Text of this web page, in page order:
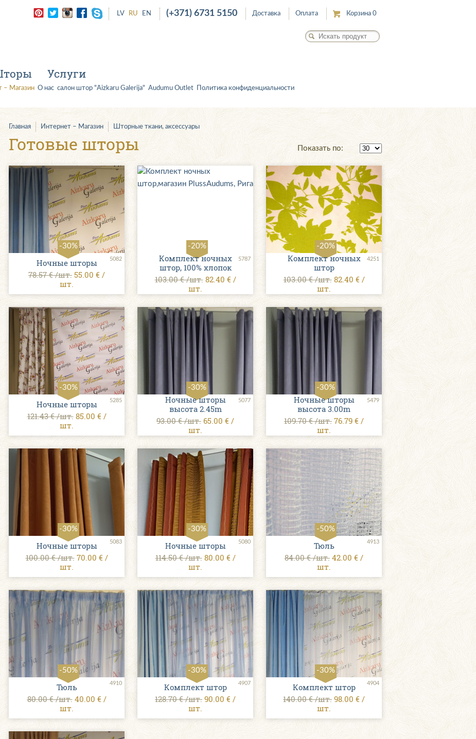
LV RU EN (+371) 6731 5150 Доставка Оплата Корзина 0
Услуги
– Магазин О нас салон штор "Aizkaru Galerija" Audumu Outlet Политика конфиденциальности
Главная Интернет – Магазин Шторные ткани, аксессуары
Готовые шторы Показать по:
-30%
5082
Ночные шторы
78.57 € /шт. 55.00 € /
шт.
-20%
5787
Комплект ночных
штор, 100% хлопок
103.00 € /шт. 82.40 € /
шт.
-20%
4251
Комплект ночных
штор
103.00 € /шт. 82.40 € /
шт.
-30%
5285
Ночные шторы
121.43 € /шт. 85.00 € /
шт.
-30%
5077
Ночные шторы
высота 2.45m
93.00 € /шт. 65.00 € /
шт.
-30%
5479
Ночные шторы
высота 3.00m
109.70 € /шт. 76.79 € /
шт.
-30%
5083
Ночные шторы
100.00 € /шт. 70.00 € /
шт.
-30%
5080
Ночные шторы
114.50 € /шт. 80.00 € /
шт.
-50%
4913
Тюль
84.00 € /шт. 42.00 € /
шт.
-50%
4910
Тюль
80.00 € /шт. 40.00 € /
шт.
-30%
4907
Комплект штор
128.70 € /шт. 90.00 € /
шт.
-30%
4904
Комплект штор
140.00 € /шт. 98.00 € /
шт.